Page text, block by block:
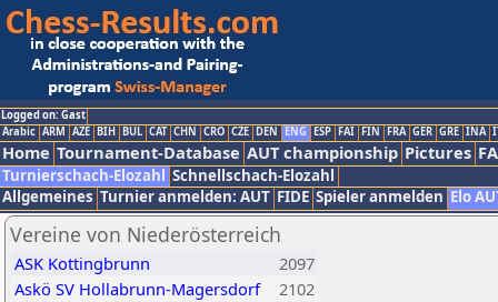
Logged on: Gast
Arabic ARM AZE BIH BUL CAT CHN CRO CZE DEN ENG ESP FAI FIN FRA GER GRE INA
Home Tournament-Database AUT championship Pictures
Turnierschach-Elozahl Schnellschach-Elozahl
Allgemeines Turnier anmelden: AUT FIDE Spieler anmelden Elo
Vereine von Niederösterreich
ASK Kottingbrunn
2097
Askö SV Hollabrunn-Magersdorf
2102